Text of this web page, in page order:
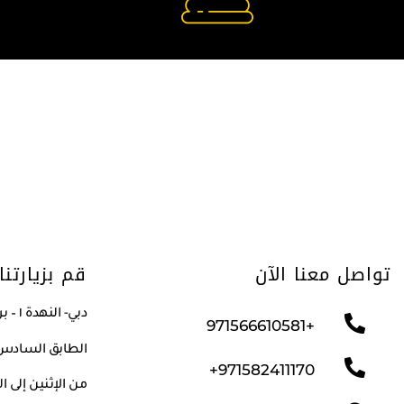
تواصل معنا الآن
+971566610581
971582411170+
قم بزيارتنا
دبي- النهدة ١ – برج صهيل ٢
الطابق
من الإثنين إلى الجمعة من